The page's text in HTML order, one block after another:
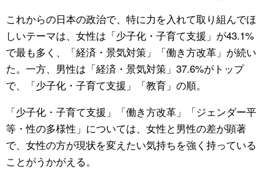
これからの日本の政治で、特に力を入れて取り組んでほ
しいテーマは、女性は「少子化・子育て支援」が43.1%
で最も多く、「経済・景気対策」「働き方改革」が続い
た。一方、男性は「経済・景気対策」37.6%がトップ
で、「少子化・子育て支援」「教育」の順。
「少子化・子育て支援」「働き方改革」「ジェンダー平
等・性の多様性」については、女性と男性の差が顕著
で、女性の方が現状を変えたい気持ちを強く持っている
ことがうかがえる。